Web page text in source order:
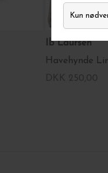
Ib Laursen
Ingen
Vi tager ditprivatliv